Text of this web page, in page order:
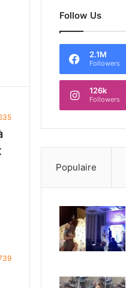
Follow Us
2.1M
Followers
126k
Followers
Populaire